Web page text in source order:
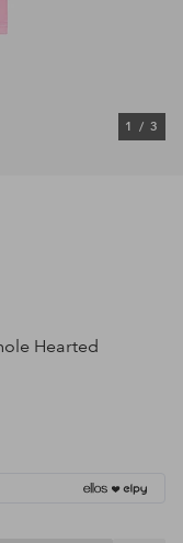
1 / 3
Hearted